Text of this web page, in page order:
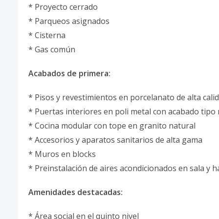
* Proyecto cerrado
* Parqueos asignados
* Cisterna
* Gas común
Acabados de primera:
* Pisos y revestimientos en porcelanato de alta
* Puertas interiores en poli metal con acabado tipo
* Cocina modular con tope en granito natural
* Accesorios y aparatos sanitarios de alta gama
* Muros en blocks
* Preinstalación de aires acondicionados en sala y
Amenidades destacadas:
* Área social en el quinto nivel